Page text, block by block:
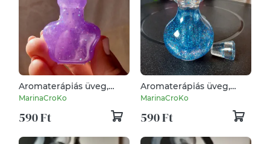
Aromaterápiás üveg,
virág forma
MarinaCroKo
590 Ft
Aromaterápiás üveg,
gömb
MarinaCroKo
590 Ft